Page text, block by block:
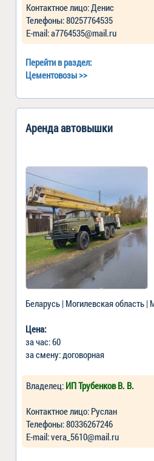
Контактное лицо: Денис
Телефоны: 80257764535
Е-mail: a7764535@mail.ru
Перейти в раздел:
Цементовозы>>
Аренда автовышки
Беларусь | Могилевская область |
Цена:
за час: 60
за смену: договорная
Владелец: ИП Трубенков В. В.
Контактное лицо: Руслан
Телефоны: 80336267246
Е-mail: vera_5610@mail.ru